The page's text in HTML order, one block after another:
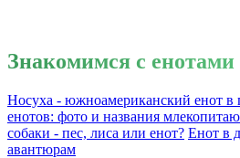
Знакомимся с
Носуха - южноамериканский енот в
енотов: фото и названия
собаки - пес, лиса или енот? Енот в
авантюрам